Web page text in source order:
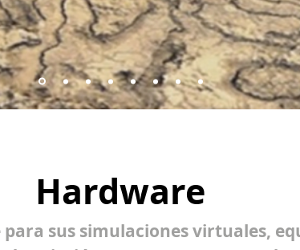
Hardware
para sus simulaciones virtuales,